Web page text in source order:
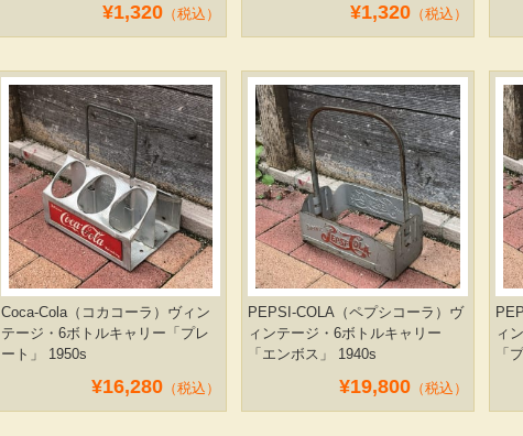
¥1,320 （税込） ¥1,320（税込）
Coca-Cola（コカコーラ）ヴィン
テージ・6ボトルキャリー「プレ
ート」 1950s
¥16,280 （税込）
PEPSI-COLA（ペプシコーラ）ヴ
ィンテージ・6ボトルキャリー
「エンボス」 1940s
¥19,800（税込）
ィ
「